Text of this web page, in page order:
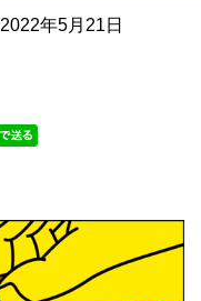
2022年5月21日